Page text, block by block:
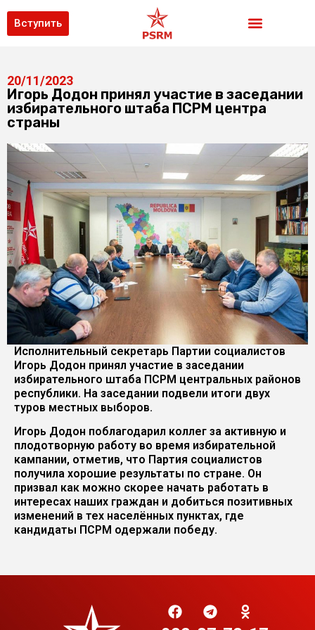
Вступить
20/11/2023
Игорь Додон принял участие в заседании
избирательного штаба ПСРМ центра
страны
Исполнительный секретарь Партии социалистов
Игорь Додон принял участие в заседании
избирательного штаба ПСРМ центральных районов
республики. На заседании подвели итоги двух
туров местных выборов.
Игорь Додон поблагодарил коллег за активную и
плодотворную работу во время избирательной
кампании, отметив, что Партия социалистов
получила хорошие результаты по стране. Он
призвал как можно скорее начать работать в
интересах наших граждан и добиться позитивных
изменений в тех населённых пунктах, где
кандидаты ПСРМ одержали победу.